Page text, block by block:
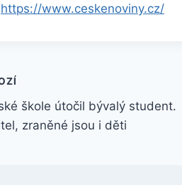
https://www.ceskenoviny.cz/
škole útočil bývalý student.
zraněné jsou i děti